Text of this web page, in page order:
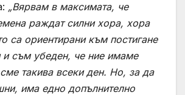
„Вярвам в максимата, че
раждат силни хора, хора
са ориентирани към постигане
и съм убеден, че ние имаме
такива всеки ден. Но, за да
има едно допълнително